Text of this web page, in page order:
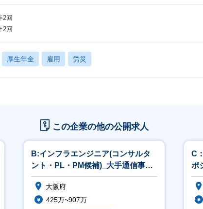
は全社としてDXへの意欲も高く、事業側とICT部門が一体となって取
が体感できます。
選択できます。
ェクトマネージャー（PM）：チームを牽引し、プロジェクト全体を統括
ート：特定の技術分野の専門性を磨き、深い知識と豊富な経験と高
ャー（GM）：チームをマネジメントし、組織を統括
タント：技術的知見を活かし、クライアントの課題解決を支援
長・マネジメント職：事業戦略の立案・実行を通じて、組織を牽引
アプランナー：エンジニアに寄り添い、目指したい方向性や価値観を
教育担当：社内外の技術研修や人材育成に貢献
2回
2回
厚生年金 雇用 労災
この企業の他の公開求人
B:インフラエンジニア(コンサルタ
ント・PL・PM候補)_大手通信事業
グループ/大阪梅田勤務
大阪府
425万~907万
C
ポ